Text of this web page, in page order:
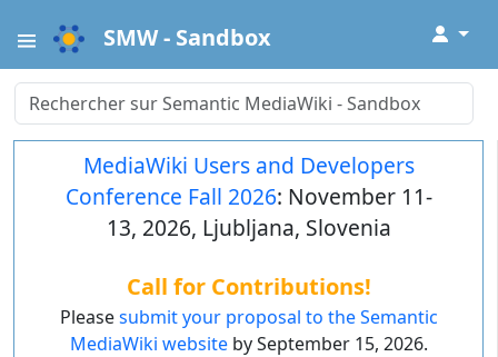
SMW - Sandbox ↓
MediaWiki Users and Developers
Conference Fall 2026: November 11-
13, 2026, Ljubljana, Slovenia
Call for Contributions!
Pleasesubmit your proposal to the Semantic
MediaWiki websiteby September 15, 2026.